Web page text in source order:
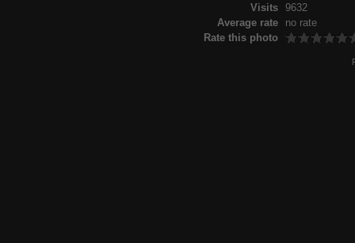
Visits
9632
Average rate
no rate
Rate this photo